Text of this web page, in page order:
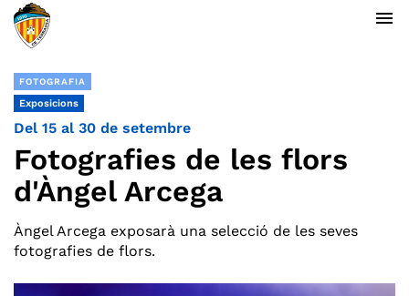
menu
FOTOGRAFIA
Exposicions
Del 15 al 30 de setembre
Fotografies de les flors
d'Àngel Arcega
Àngel Arcega exposarà una selecció de les seves
fotografies de flors.